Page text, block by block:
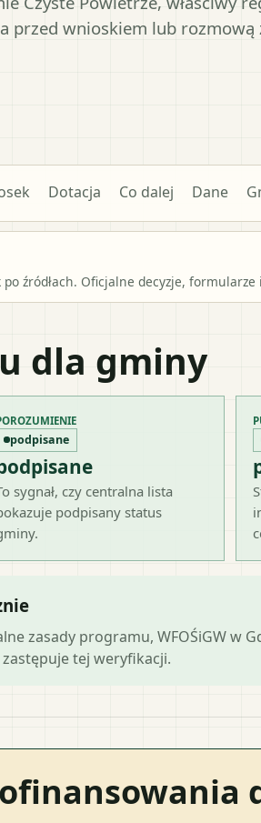
przed wnioskiem lub rozmową
Dotacja Co dalej Dane
źródłach. Oficjalne decyzje,
dla gminy
podpisane
sygnał, czy centralna lista
podpisany status
zasady programu, WFOŚiGW w
tej weryfikacji.